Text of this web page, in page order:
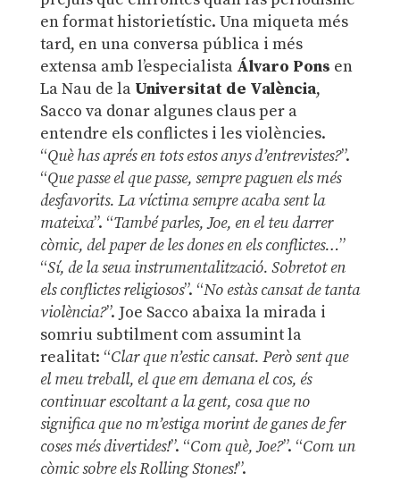
en format historietístic. Una miqueta més
tard, en una conversa pública i més
extensa amb l’especialista Álvaro Pons en
La Nau de la Universitat de València,
Sacco va donar algunes claus per a
entendre els conflictes i les violències.
“Què has aprés en tots estos anys d’entrevistes?”.
“Que passe el que passe, sempre paguen els més
desfavorits. La víctima sempre acaba sent la
mateixa”. “També parles, Joe, en el teu darrer
còmic, del paper de les dones en els conflictes…”
“Sí, de la seua instrumentalització. Sobretot en
els conflictes religiosos”. “No estàs cansat de tanta
violència?”. Joe Sacco abaixa la mirada i
somriu subtilment com assumint la
realitat: “Clar que n’estic cansat. Però sent que
el meu treball, el que em demana el cos, és
continuar escoltant a la gent, cosa que no
significa que no m’estiga morint de ganes de fer
coses més divertides!”. “Com què, Joe?”. “Com un
còmic sobre els Rolling Stones!”.